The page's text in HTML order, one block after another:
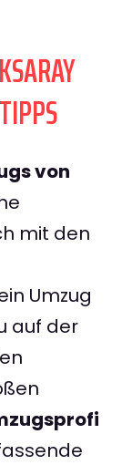
von
mit den
Umzug
auf der